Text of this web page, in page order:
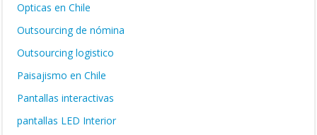
Opticas en Chile
Outsourcing de nómina
Outsourcing logistico
Paisajismo en Chile
Pantallas interactivas
pantallas LED Interior